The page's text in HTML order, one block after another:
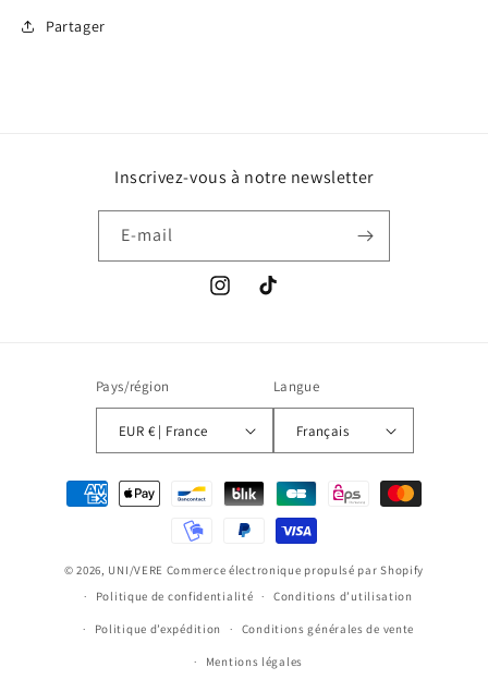
Partager
Inscrivez-vous à notre newsletter
E-mail
InstagramTikTok
Pays/région
EUR € | France
Langue
Français
Moyens
© 2026, UNI/VERE Commerce électronique propulsé par Shopify
Politique de confidentialité
Conditions d’utilisation
Politique d’expédition Conditions générales de vente
Mentions légales